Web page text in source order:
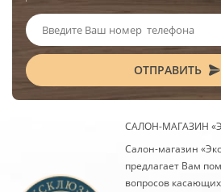
ОТПРАВИТЬ
САЛОН-МАГАЗИН
Салон-магазин
предлагает Вам
вопросов